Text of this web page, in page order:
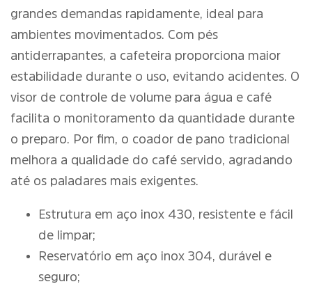
grandes demandas rapidamente, ideal para
ambientes movimentados. Com pés
antiderrapantes, a cafeteira proporciona maior
estabilidade durante o uso, evitando acidentes. O
visor de controle de volume para água e café
facilita o monitoramento da quantidade durante
o preparo. Por fim, o coador de pano tradicional
melhora a qualidade do café servido, agradando
até os paladares mais exigentes.
Estrutura em aço inox 430, resistente e fácil
de limpar;
Reservatório em aço inox 304, durável e
seguro;